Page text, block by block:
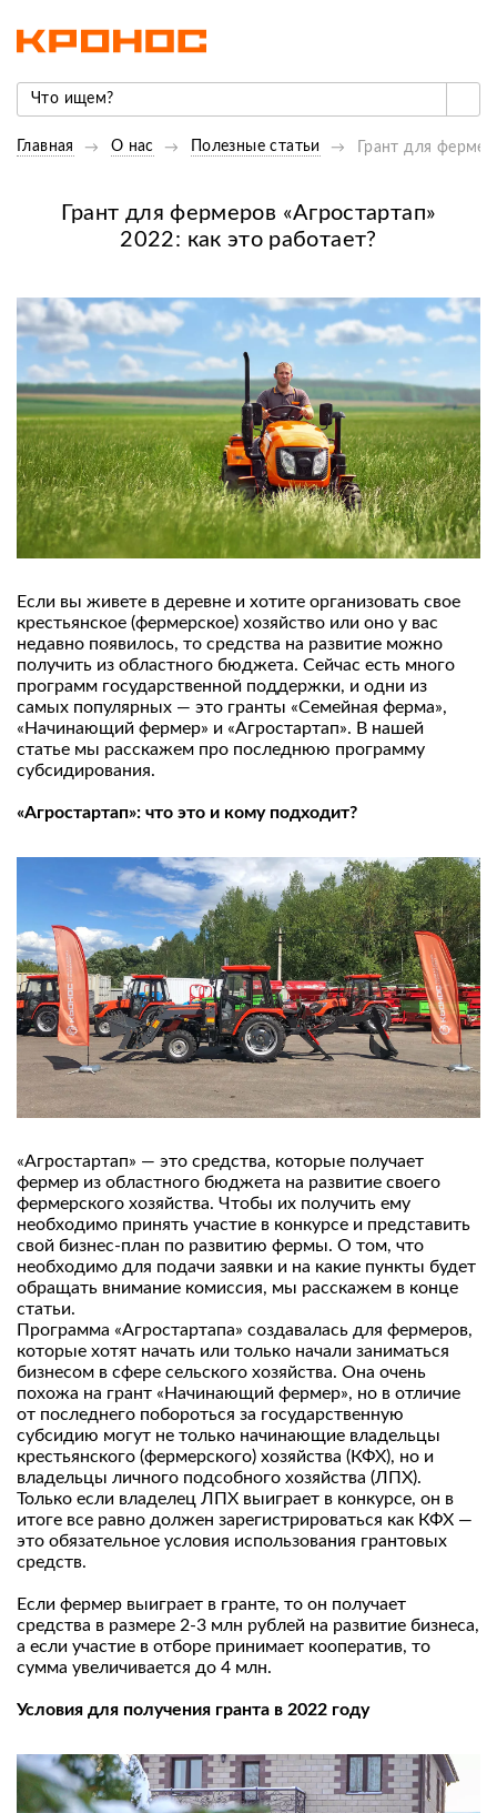
Главная О нас Полезные статьи Грант для
Грант для фермеров «Агростартап»
2022: как это работает?
Если вы живете в деревне и хотите организовать свое
крестьянское (фермерское) хозяйство или оно у вас
недавно появилось, то средства на развитие можно
получить из областного бюджета. Сейчас есть много
программ государственной поддержки, и одни из
самых популярных — это гранты «Семейная ферма»,
«Начинающий фермер» и «Агростартап». В нашей
статье мы расскажем про последнюю программу
субсидирования.
«Агростартап»: что это и кому подходит?
«Агростартап» — это средства, которые получает
фермер из областного бюджета на развитие своего
фермерского хозяйства. Чтобы их получить ему
необходимо принять участие в конкурсе и представить
свой бизнес-план по развитию фермы. О том, что
необходимо для подачи заявки и на какие пункты будет
обращать внимание комиссия, мы расскажем в конце
статьи.
Программа «Агростартапа» создавалась для фермеров,
которые хотят начать или только начали заниматься
бизнесом в сфере сельского хозяйства. Она очень
похожа на грант «Начинающий фермер», но в отличие
от последнего побороться за государственную
субсидию могут не только начинающие владельцы
крестьянского (фермерского) хозяйства (КФХ), но и
владельцы личного подсобного хозяйства (ЛПХ).
Только если владелец ЛПХ выиграет в конкурсе, он в
итоге все равно должен зарегистрироваться как КФХ —
это обязательное условия использования грантовых
средств.
Если фермер выиграет в гранте, то он получает
средства в размере 2-3 млн рублей на развитие бизнеса,
а если участие в отборе принимает кооператив, то
сумма увеличивается до 4 млн.
Условия для получения гранта в 2022 году